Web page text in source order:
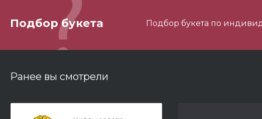
Подбор букета Подбор букета по
Ранее вы смотрели